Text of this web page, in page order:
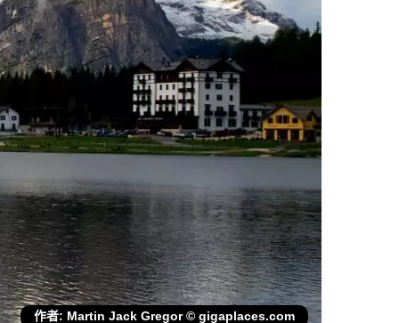
作者: Martin Jack Gregor © gigaplaces.com